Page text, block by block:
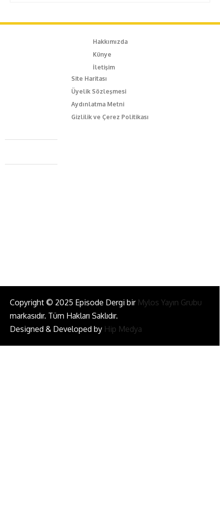
Hakkımızda
Künye
İletişim
Site Haritası
Üyelik Sözleşmesi
Aydınlatma Metni
Gizlilik ve Çerez Politikası
Caferağa Mah. Dr. Şakir Paşa Sok. No3/A Kadıköy İstanbul
+90 543 345 46 00
Copyright © 2025 Episode Dergi bir Mylos Yayın Grubu
markasıdır. Tüm Hakları Saklıdır.
Designed & Developed by Hip Medya